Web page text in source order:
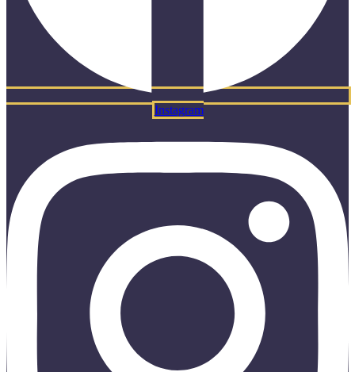
Instagram